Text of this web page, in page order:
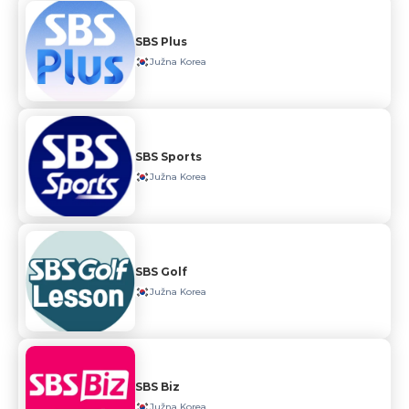
SBS Plus
Južna Korea
SBS Sports
Južna Korea
SBS Golf
Južna Korea
SBS Biz